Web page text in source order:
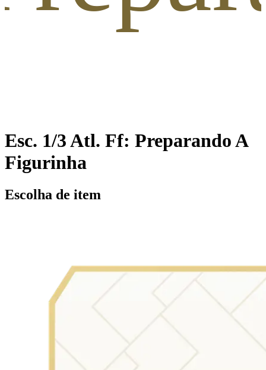
Esc. 1/3 Atl. Ff: Preparando A
Figurinha
Escolha de item